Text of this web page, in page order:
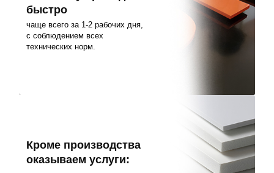
быстро
чаще всего за 1-2 рабочих дня,
с соблюдением всех
технических норм.
Кроме производства
оказываем услуги: